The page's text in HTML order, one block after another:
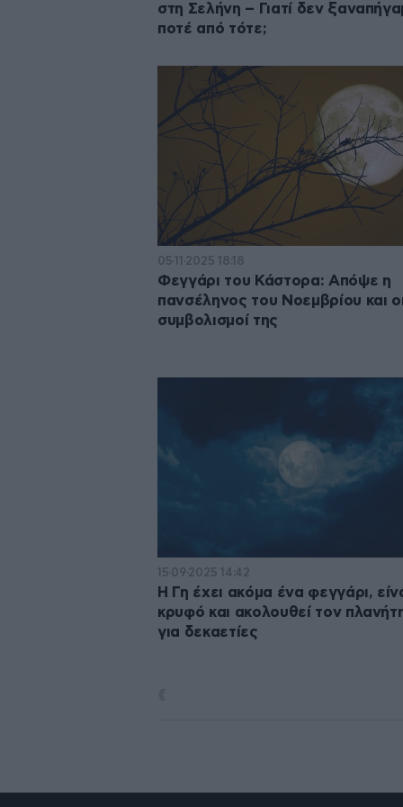
στη Σελήνη – Γιατί δεν
ποτέ από τότε;
05·11·2025 18:18
Φεγγάρι του Κάστορα: Απόψε η
πανσέληνος του Νοεμβρίου και
συμβολισμοί της
15·09·2025 14:42
Η Γη έχει ακόμα ένα φεγγάρι,
κρυφό και ακολουθεί τον
για δεκαετίες